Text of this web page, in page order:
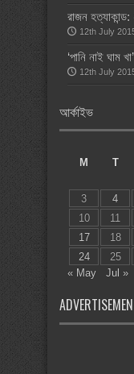
রাজন
12th July
‘পানি নাই ঘাম
12th July
আর্কাইভ
M
T
3
4
10
11
17
18
24
25
« May
Jul »